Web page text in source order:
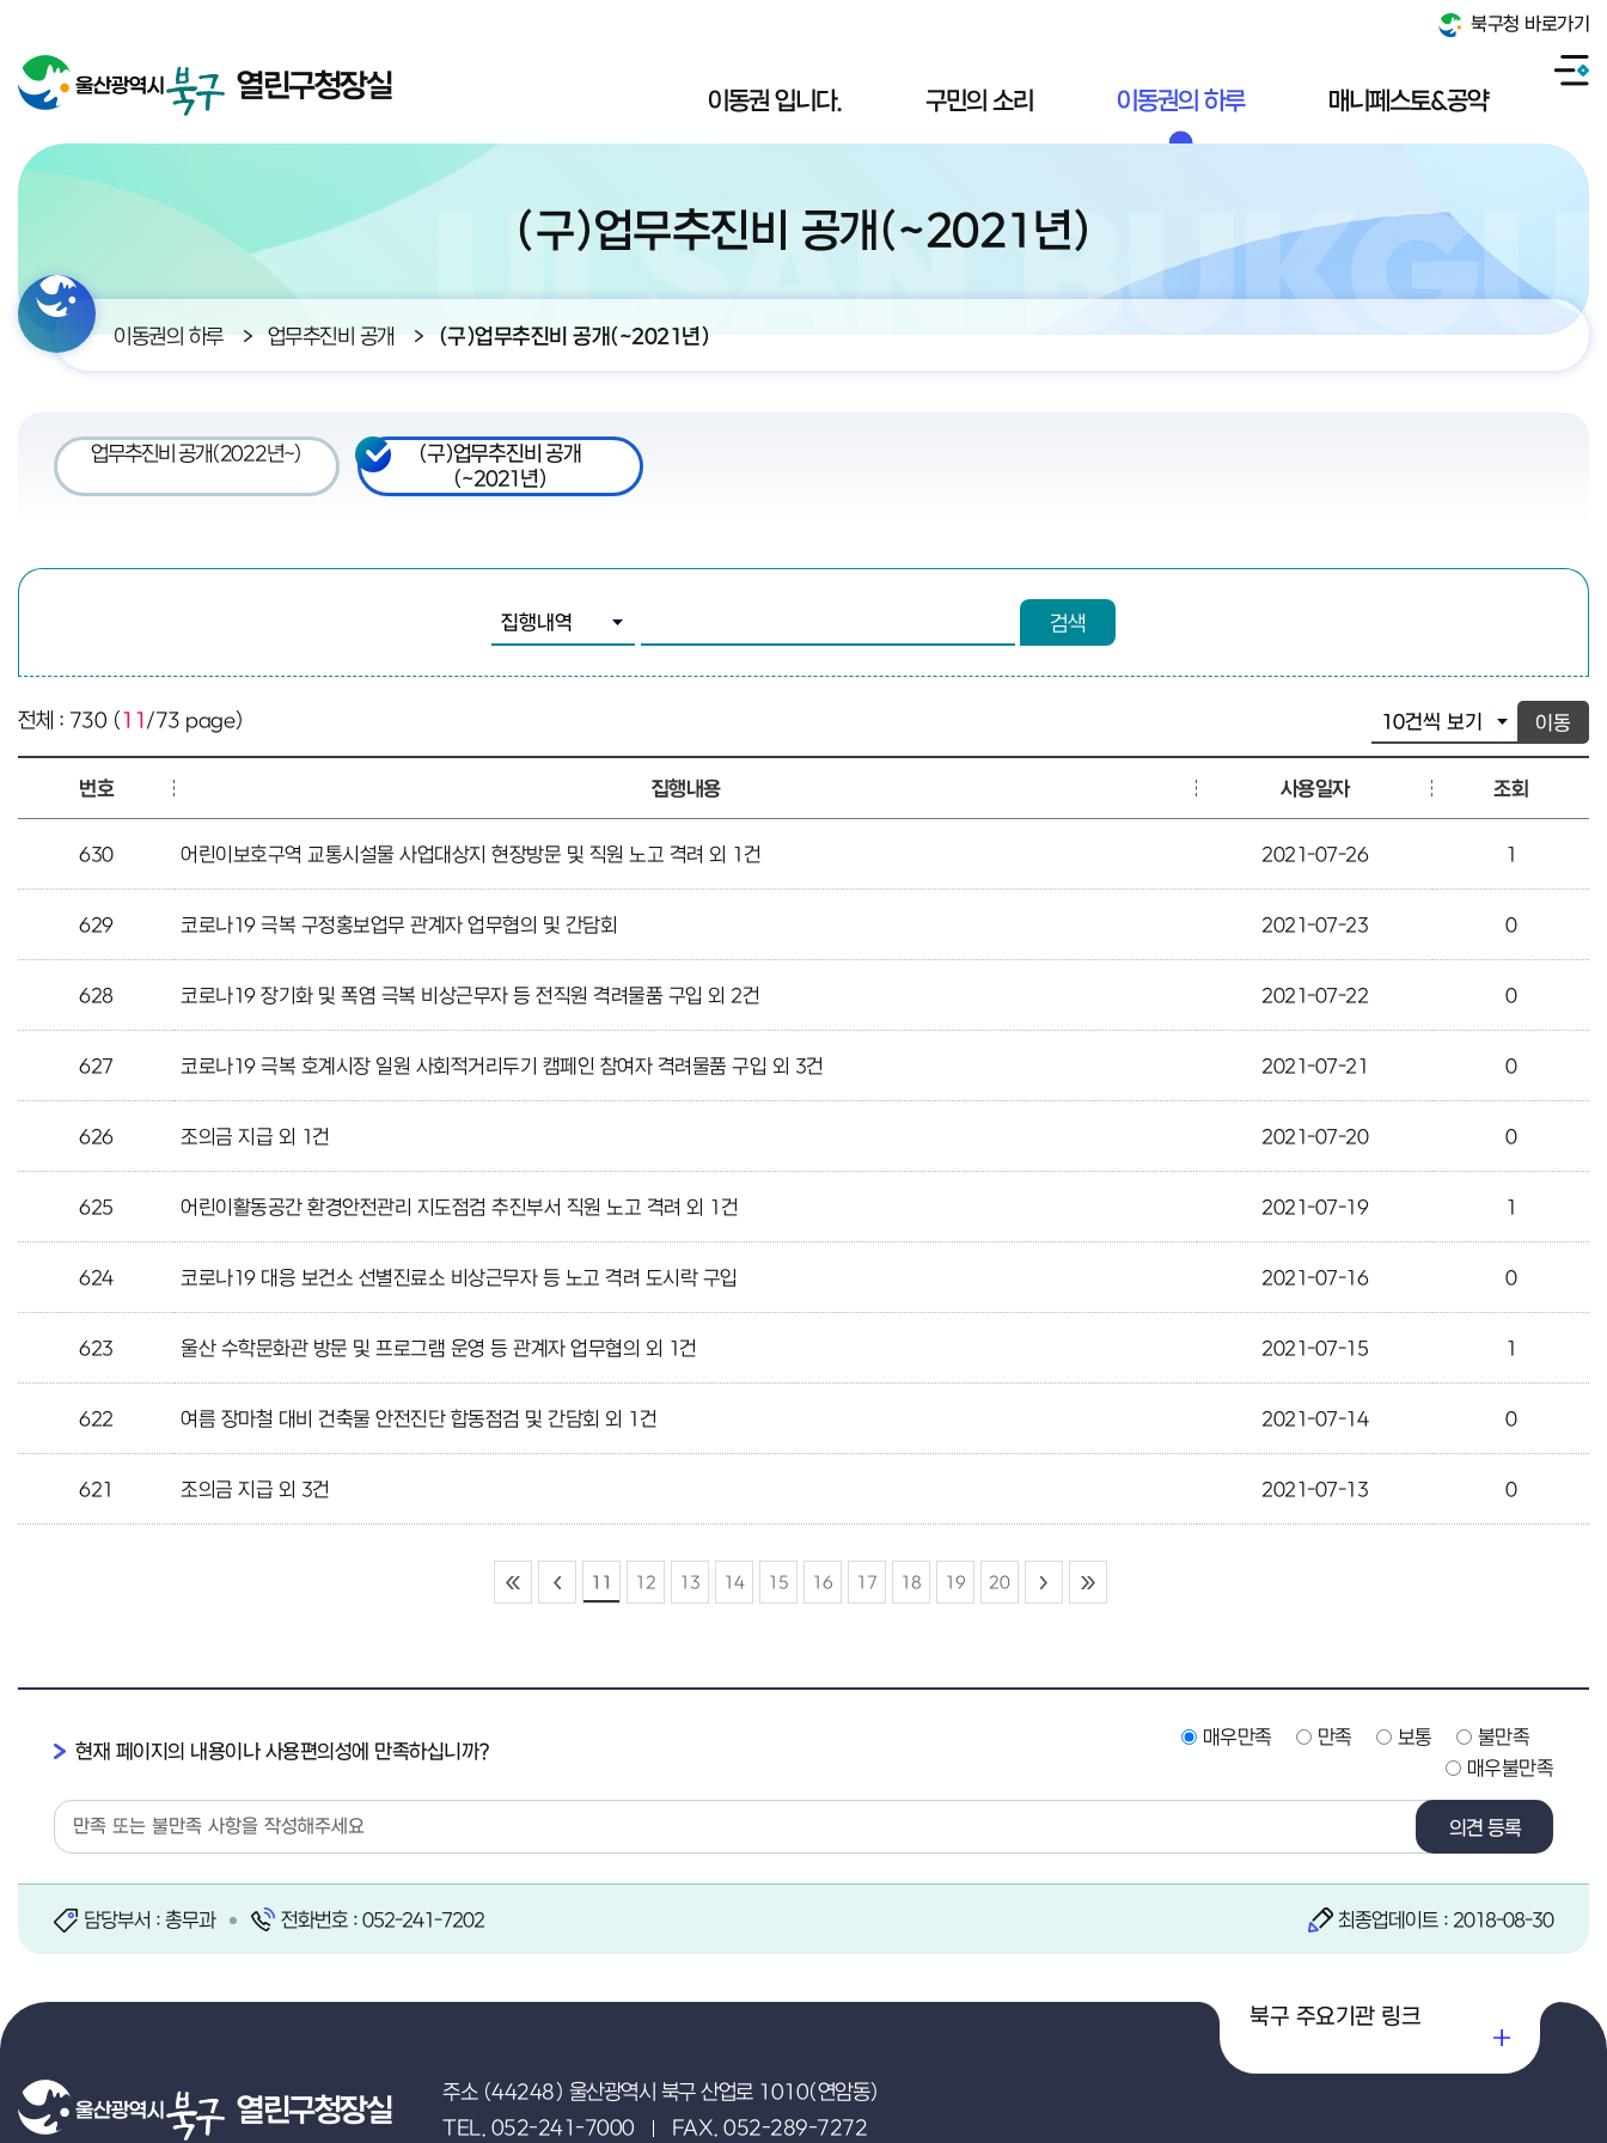
북구청 바로가기
열린구청장실 이동권 입니다. 구민의 소리 이동권의 하루 매니페스토&공약
(구)업무추진비 공개(~2021년)
이동권의 하루 업무추진비 공개 (구)업무추진비 공개(~2021년)
업무추진비 공개(2022년~)
(구)업무추진비 공개
(~2021년)
검색조건 선택 검색
전체 : 730 (11/73 page) 이동
번호 집행내용 사용일자 조회
630 어린이보호구역 교통시설물 사업대상지 현장방문 및 직원 노고 격려 외 1건 2021-07-26 1
629 코로나19 극복 구정홍보업무 관계자 업무협의 및 간담회 2021-07-23 0
628 코로나19 장기화 및 폭염 극복 비상근무자 등 전직원 격려물품 구입 외 2건 2021-07-22 0
627 코로나19 극복 호계시장 일원 사회적거리두기 캠페인 참여자 격려물품 구입 외 3건 2021-07-21 0
626 조의금 지급 외 1건 2021-07-20 0
625 어린이활동공간 환경안전관리 지도점검 추진부서 직원 노고 격려 외 1건 2021-07-19 1
624 코로나19 대응 보건소 선별진료소 비상근무자 등 노고 격려 도시락 구입 2021-07-16 0
623 울산 수학문화관 방문 및 프로그램 운영 등 관계자 업무협의 외 1건 2021-07-15 1
622 여름 장마철 대비 건축물 안전진단 합동점검 및 간담회 외 1건 2021-07-14 0
621 조의금 지급 외 3건 2021-07-13 0
11 12 13 14 15 16 17 18 19 20
현재 페이지의 내용이나 사용편의성에 만족하십니까?
매우만족 만족 보통
불만족
매우불만족
의견 등록
담당부서 : 총무과 전화번호 : 052-241-7202 최종업데이트 : 2018-08-30
열린구청장실
주소 (44248) 울산광역시 북구 산업로 1010(연암동)
TEL. 052-241-7000
FAX. 052-289-7272
북구 주요기관 링크